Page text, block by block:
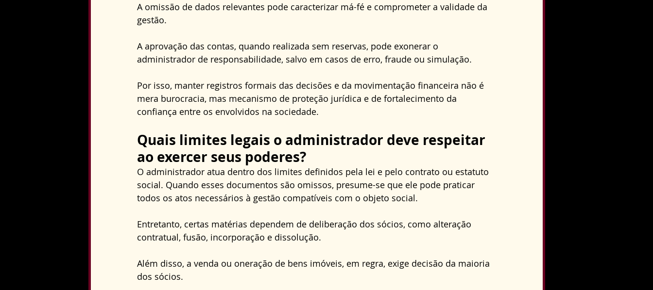
A omissão de dados relevantes pode caracterizar má-fé e comprometer a validade da
gestão.
A aprovação das contas, quando realizada sem reservas, pode exonerar o
administrador de responsabilidade, salvo em casos de erro, fraude ou simulação.
Por isso, manter registros formais das decisões e da movimentação financeira não é
mera burocracia, mas mecanismo de proteção jurídica e de fortalecimento da
confiança entre os envolvidos na sociedade.
Quais limites legais o administrador deve respeitar
ao exercer seus poderes?
O administrador atua dentro dos limites definidos pela lei e pelo contrato ou estatuto
social. Quando esses documentos são omissos, presume-se que ele pode praticar
todos os atos necessários à gestão compatíveis com o objeto social.
Entretanto, certas matérias dependem de deliberação dos sócios, como alteração
contratual, fusão, incorporação e dissolução.
Além disso, a venda ou oneração de bens imóveis, em regra, exige decisão da maioria
dos sócios.